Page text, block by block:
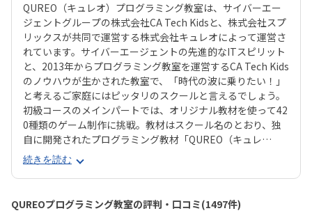
QUREO（キュレオ）プログラミング教室は、サイバーエー
ジェントグループの株式会社CA Tech Kidsと、株式会社スプ
リックスが共同で運営する株式会社キュレオによって運営さ
れています。サイバーエージェントの先進的なITスピリット
と、2013年からプログラミング教室を運営するCA Tech Kids
のノウハウが生かされた教室で、「時代の波に乗りたい！」
と考えるご家庭にはピッタリのスクールと言えるでしょう。
初級コースのメインパートでは、オリジナル教材を使って42
0種類のゲーム制作に挑戦。教材はスクール名のとおり、独
自に開発されたプログラミング教材「QUREO（キュレ
オ）」です。スマホゲームのような感覚でサクサク進められ
るのに、本格的な内容が学べるのが魅力。子どもにとっても
「やらされている感」がないので、楽しくゲームをクリアし
ていくようなペースでどんどん学習を進めていけます。教材
のデザイン性も高く、実際にスマホゲーム開発で使用されて
続きを読む
QUREOプログラミング教室の評判・口コミ(1497件)